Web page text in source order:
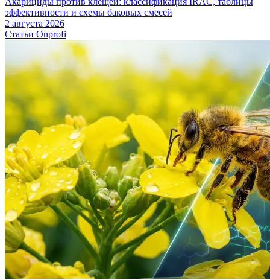
эффективности и схемы баковых смесей
2 августа 2026
Статьи Onprofi